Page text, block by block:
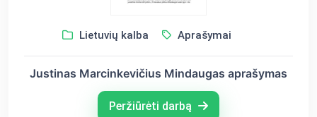
Lietuvių kalba Aprašymai
Justinas Marcinkevičius Mindaugas aprašymas
Peržiūrėti darbą